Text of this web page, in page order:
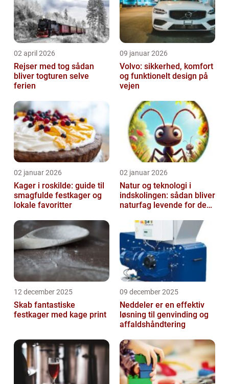
02 april 2026
Rejser med tog sådan
bliver togturen selve
ferien
09 januar 2026
Volvo: sikkerhed, komfort
og funktionelt design på
vejen
02 januar 2026
Kager i roskilde: guide til
smagfulde festkager og
lokale favoritter
02 januar 2026
Natur og teknologi i
indskolingen: sådan bliver
naturfag levende for de
12 december 2025
Skab fantastiske
festkager med kage print
09 december 2025
Neddeler er en effektiv
løsning til genvinding og
affaldshåndtering